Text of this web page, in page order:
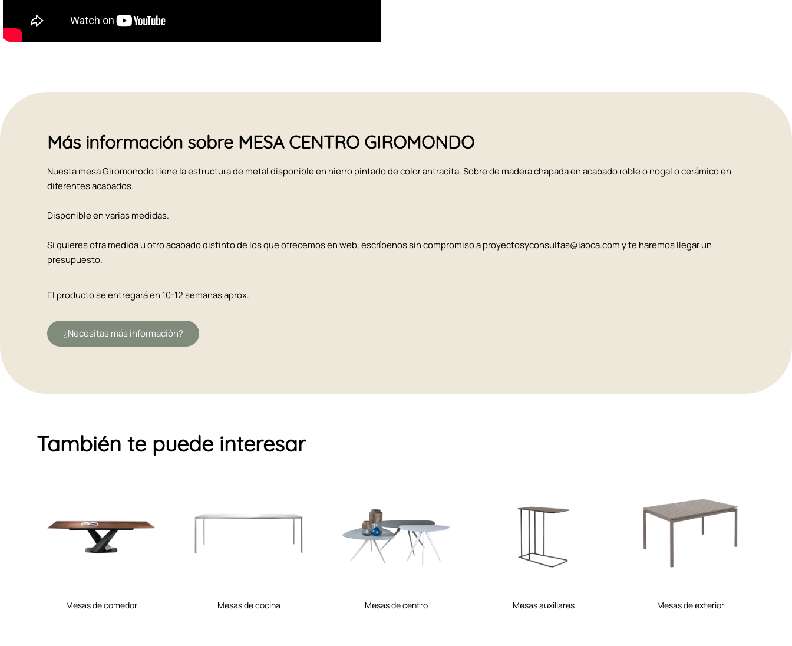
Más información sobre MESA CENTRO GIROMONDO
Nuesta mesa Giromonodo tiene la estructura de metal disponible en hierro pintado de color antracita. Sobre de madera chapada en acabado roble o nogal o cerámico en
diferentes acabados.
Disponible en varias medidas.
Si quieres otra medida u otro acabado distinto de los que ofrecemos en web, escríbenos sin compromiso a proyectosyconsultas@laoca.com y te haremos llegar un
presupuesto.
El producto se entregará en 10-12 semanas aprox.
¿Necesitas más información?
También te puede interesar
mesas de comedor mesas de cocina mesas de centro mesas auxiliares mesas de exterior